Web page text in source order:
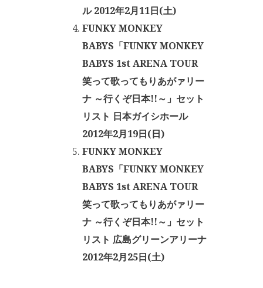
ル 2012年2月11日(土)
FUNKY MONKEY
BABYS「FUNKY MONKEY
BABYS 1st ARENA TOUR
笑って歌ってもりあがァリー
ナ ～行くぞ日本!!～」セット
リスト 日本ガイシホール
2012年2月19日(日)
FUNKY MONKEY
BABYS「FUNKY MONKEY
BABYS 1st ARENA TOUR
笑って歌ってもりあがァリー
ナ ～行くぞ日本!!～」セット
リスト 広島グリーンアリーナ
2012年2月25日(土)